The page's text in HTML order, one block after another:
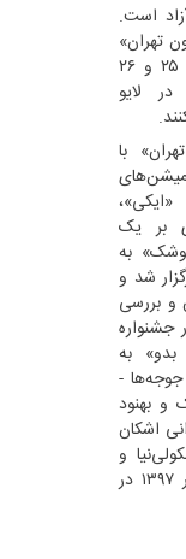
است.
تهران»
را در روزهای سه‌شنبه و چهارشنبه ۲۵‌ و ۲۶
۱۳۹۹ راس ساعت ۱۹ در لایو
با
بر یک
به
در شهریورماه ۱۳۹۶ برگزار شد و
و بررسی
جشنواره
رستم بدو» به
جوجه‌ها -
و بهنود
اشکان
و
رهگذر به مدت یک روز در شهریور ۱۳۹۷ در